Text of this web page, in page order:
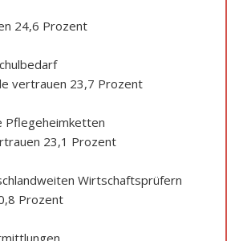
24,6 Prozent
vertrauen 23,7 Prozent
Pflegeheimketten
23,1 Prozent
Wirtschaftsprüfern
Prozent